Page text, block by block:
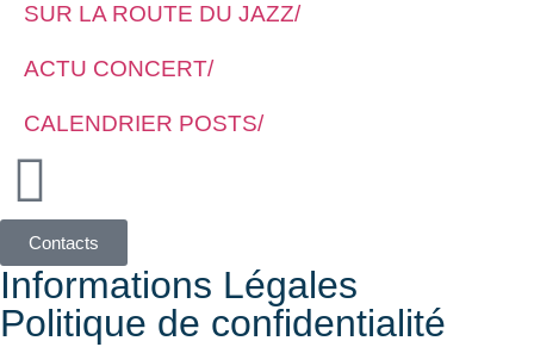
SUR LA ROUTE DU JAZZ/
ACTU CONCERT/
CALENDRIER POSTS/
Contacts
Informations Légales
Politique de confidentialité